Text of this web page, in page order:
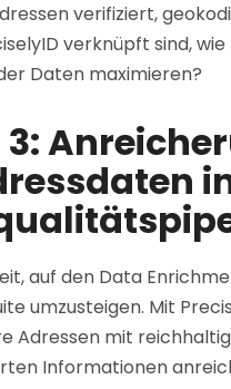
verifiziert,
verknüpft sind,
Daten maximieren?
auf den Data
umzusteigen. Mit
Adressen mit
Informationen